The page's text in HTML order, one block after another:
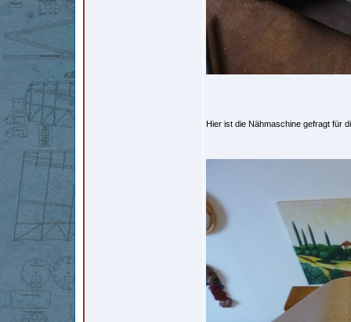
Hier ist die Nähmaschine gefragt für